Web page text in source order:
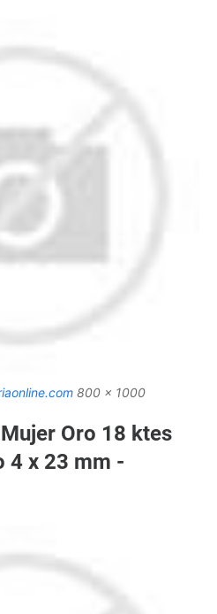
800 x 1000
Oro 18 ktes
4 x 23 mm -